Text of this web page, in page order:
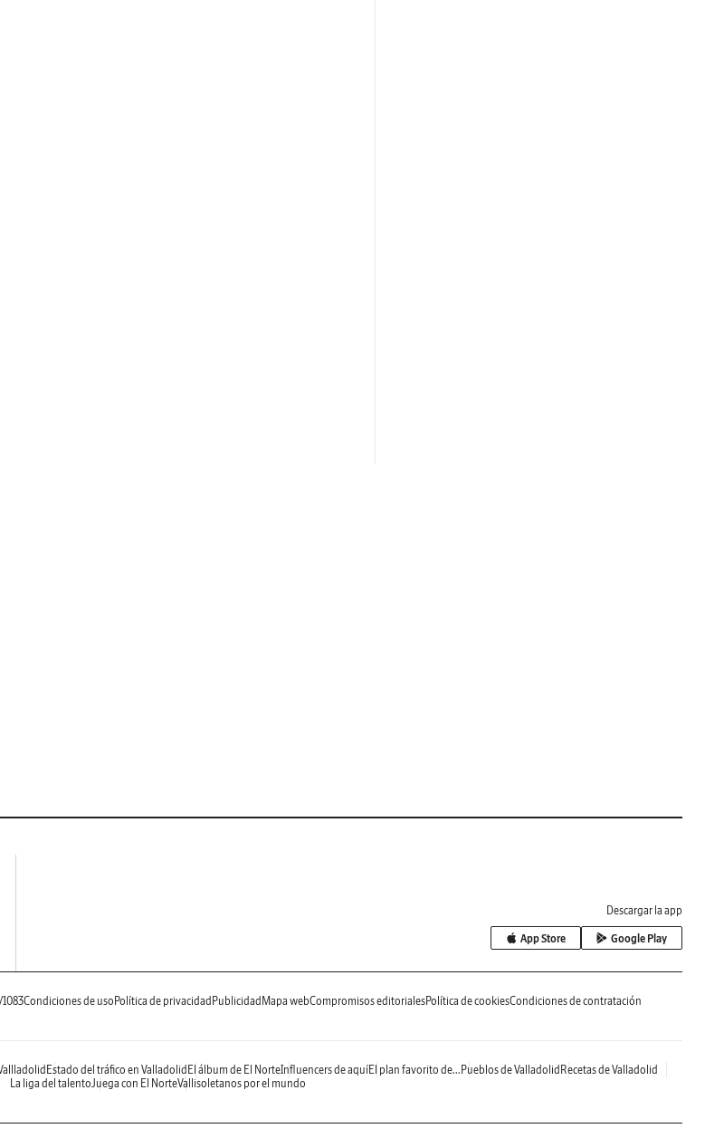
Descargar la app
App Store Google Play
Condiciones de uso Política de privacidad Publicidad Mapa webCompromisos editorialesPolítica de cookiesCondiciones de contratación
Estado del tráfico en Valladolid El álbum de El NorteInfluencers de aquíEl plan favorito de... Pueblos de Valladolid Recetas de Valladolid
La liga del talentoJuega con El NorteVallisoletanos por el mundo